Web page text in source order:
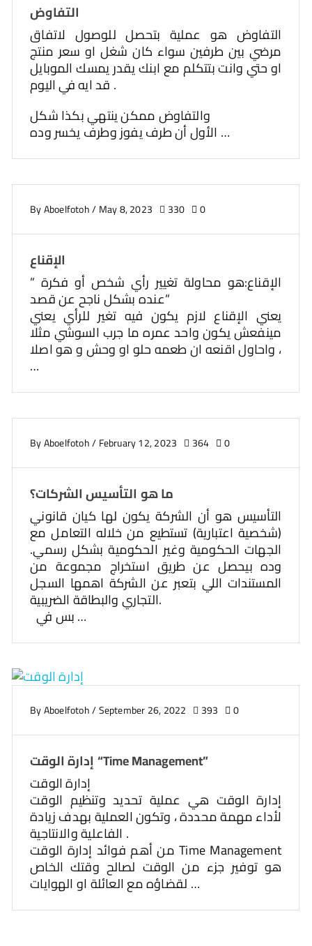
التفاوض
التفاوض هو عملية بتحصل للوصول لاتفاق
مرضي بين طرفين سواء كان شغل او سعر منتج
او حتي وانت بتتكلم مع ابنك يقدر يمسك الموبايل
قد ايه في اليوم .
الأول أن طرف يفوز وطرف يخسر وده …
ByAboelfotoh/May 8, 2023 330 0
الإقناع
” الإقناع:هو محاولة تغيير رأي شخص أو فكرة
عنده بشكل ناجح عن قصد”
يعني الإقناع لازم يكون فيه تغير للرأي يعني
مينفعش يكون واحد عمره ما جرب السوشي مثلا
، واحاول اقنعه ان طعمه حلو او وحش و هو اصلا
…
ByAboelfotoh/February 12, 2023 364 0
ما هو التأسيس الشركات؟
التأسيس هو أن الشركة يكون لها كيان قانوني
(شخصية اعتبارية) تستطيع من خلاله التعامل مع
الجهات الحكومية وغير الحكومية بشكل رسمي.
وده بيحصل عن طريق استخراج مجموعة من
المستندات اللي بتعبر عن الشركة اهمها السجل
التجاري والبطاقة الضريبية.
بس في …
ByAboelfotoh/September 26, 2022 393 0
إدارة الوقت “Time Management”
إدارة الوقت
إدارة الوقت هي عملية تحديد وتنظيم الوقت
لأداء مهمة محددة ، وتكون العملية بهدف زيادة
الفاعلية والانتاجية .
من أهم فوائد إدارة الوقت Time Management
هو توفير جزء من الوقت لصالح وقتك الخاص
لقضاؤه مع العائلة او الهوايات …